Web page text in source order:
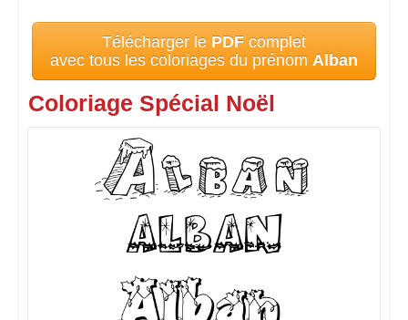
Télécharger le PDF complet
avec tous les coloriages du prénom Alban
Coloriage Spécial Noël